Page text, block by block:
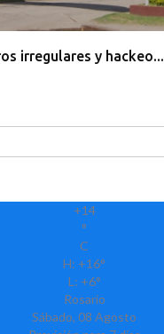
irregulares y hackeo...
+14
°
C
H: +16°
L: +6°
Rosario
Sábado, 08 Agosto